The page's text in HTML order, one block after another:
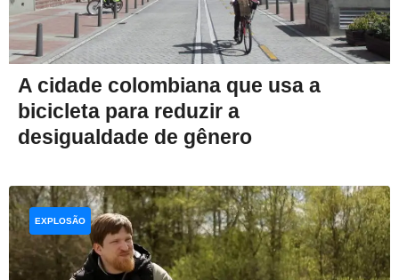
A cidade colombiana que usa a
bicicleta para reduzir a
desigualdade de gênero
EXPLOSÃO